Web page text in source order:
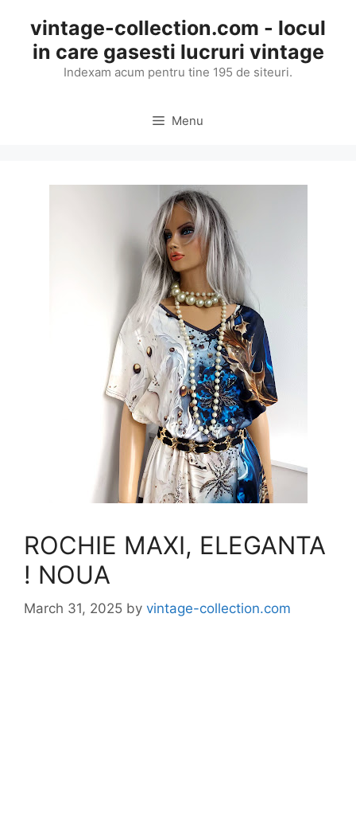
content
vintage-collection.com - locul
in care gasesti lucruri vintage
Indexam acum pentru tine 195 de siteuri.
Menu
ROCHIE MAXI, ELEGANTA
! NOUA
March 31, 2025 by vintage-collection.com